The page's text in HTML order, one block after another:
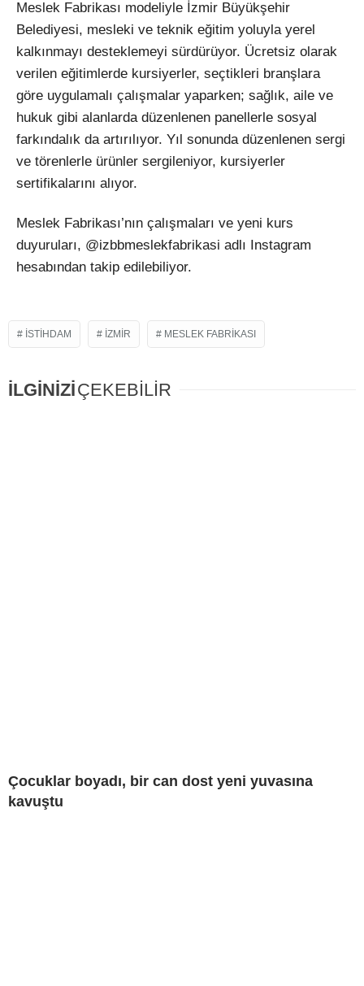
Meslek Fabrikası modeliyle İzmir Büyükşehir
Belediyesi, mesleki ve teknik eğitim yoluyla yerel
kalkınmayı desteklemeyi sürdürüyor. Ücretsiz olarak
verilen eğitimlerde kursiyerler, seçtikleri branşlara
göre uygulamalı çalışmalar yaparken; sağlık, aile ve
hukuk gibi alanlarda düzenlenen panellerle sosyal
farkındalık da artırılıyor. Yıl sonunda düzenlenen sergi
ve törenlerle ürünler sergileniyor, kursiyerler
sertifikalarını alıyor.
Meslek Fabrikası’nın çalışmaları ve yeni kurs
duyuruları, @izbbmeslekfabrikasi adlı Instagram
hesabından takip edilebiliyor.
ISTIHDAM IZMIR MESLEK FABRIKASI
İLGİNİZİÇEKEBİLİR
Çocuklar boyadı, bir can dost yeni yuvasına
kavuştu